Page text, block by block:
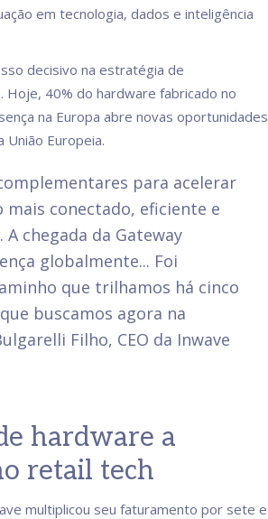
em tecnologia, dados e inteligência
decisivo na estratégia de
Hoje, 40% do hardware fabricado no
na Europa abre novas oportunidades
Europeia.
para acelerar
mais conectado, eficiente e
chegada da Gateway
globalmente... Foi
que trilhamos há cinco
buscamos agora na
Filho, CEO da Inwave
hardware a
retail tech
multiplicou seu faturamento por sete e